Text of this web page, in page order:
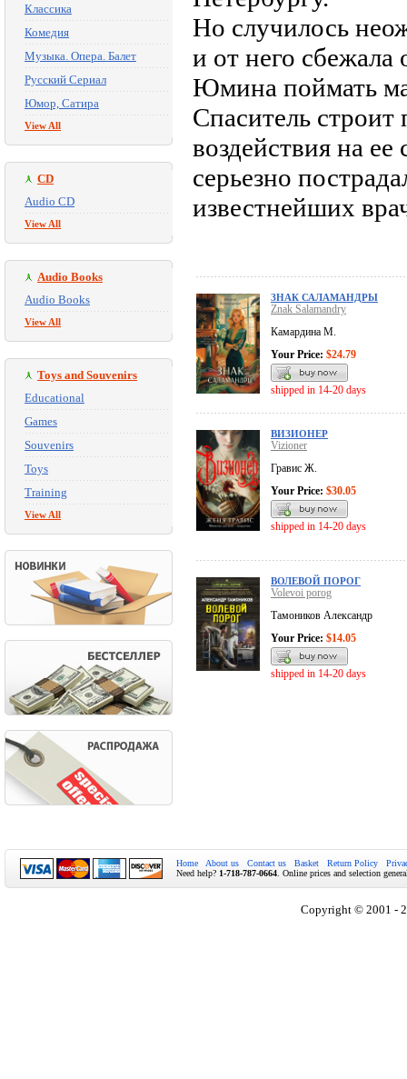
Классика
Комедия
Музыка. Опера. Балет
Русский Сериал
Юмор, Сатира
View All
CD
Audio CD
View All
Audio Books
Audio Books
View All
Toys and Souvenirs
Educational
Games
Souvenirs
Toys
Training
View All
Но случилось
и от него
Юмина поймать
Спаситель
воздействия на
серьезно
известнейших
ЗНАК САЛАМАНДРЫ
Znak Salamandry
Камардина М.
Your Price: $24.79
shipped in 14-20 days
ВИЗИОНЕР
Vizioner
Гравис Ж.
Your Price: $30.05
shipped in 14-20 days
ВОЛЕВОЙ ПОРОГ
Volevoi porog
Тамоников Александр
Your Price: $14.05
shipped in 14-20 days
Home About us Contact us Basket Return Policy
Need help? 1-718-787-0664 . Online prices and selection
Copyright © 2001 -